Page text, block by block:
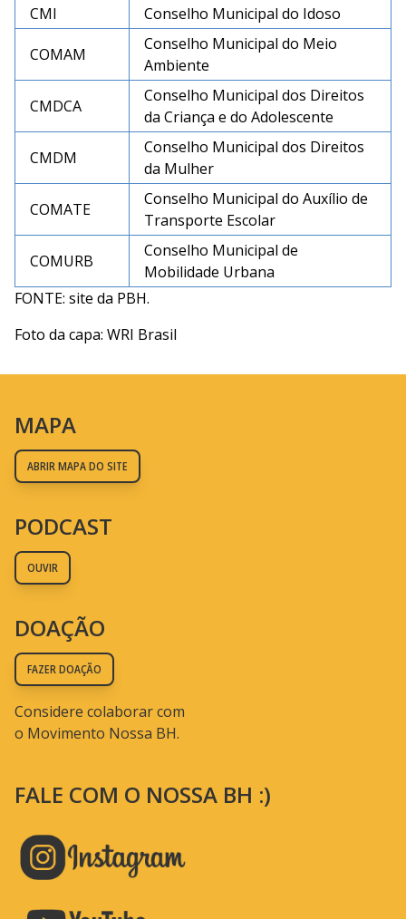
CMI Conselho Municipal do Idoso
COMAM
Conselho Municipal do Meio
Ambiente
CMDCA
Conselho Municipal dos Direitos
da Criança e do Adolescente
CMDM
Conselho Municipal dos Direitos
da Mulher
COMATE
Conselho Municipal do Auxílio de
Transporte Escolar
COMURB
Conselho Municipal de
Mobilidade Urbana
FONTE: site da PBH.
Foto da capa: WRI Brasil
MAPA
ABRIR MAPA DO SITE
PODCAST
OUVIR
DOAÇÃO
FAZER DOAÇÃO
Considere colaborar com
o Movimento Nossa BH.
FALE COM O NOSSA BH :)